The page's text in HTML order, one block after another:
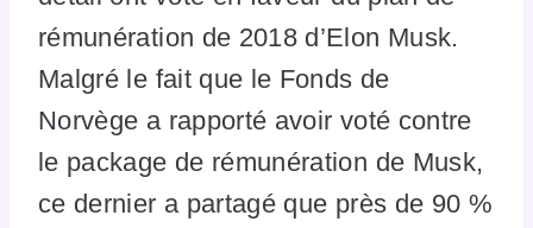
rémunération de 2018 d’Elon Musk.
Malgré le fait que le Fonds de
Norvège a rapporté avoir voté contre
le package de rémunération de Musk,
ce dernier a partagé que près de 90 %